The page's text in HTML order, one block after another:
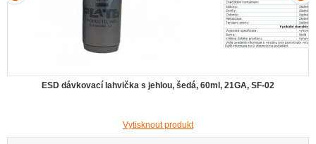
ESD dávkovací lahvička s jehlou, šedá, 60ml, 21GA, SF-02
Vytisknout produkt